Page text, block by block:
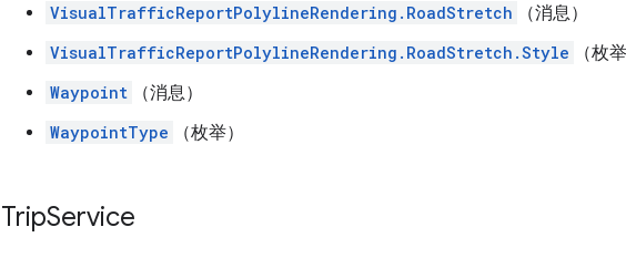
VisualTrafficReportPolylineRendering.RoadStretch
（消息）
VisualTrafficReportPolylineRendering.RoadStretch.Style
（枚
Waypoint
（消息）
WaypointType
（枚举）
TripService